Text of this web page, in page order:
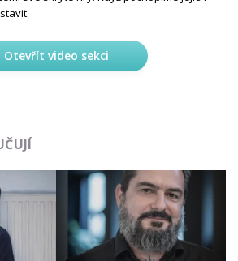
Otevřít video sekci